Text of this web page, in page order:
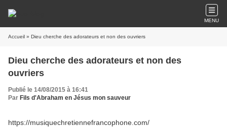
MENU
Accueil » Dieu cherche des adorateurs et non des ouvriers
Dieu cherche des adorateurs et non des
ouvriers
Publié le 14/08/2015 à 16:41
Par Fils d'Abraham en Jésus mon sauveur
https://musiquechretiennefrancophone.com/